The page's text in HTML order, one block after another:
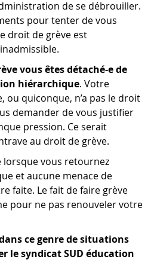
de se débrouiller.
pour tenter de vous
droit de grève est
vous êtes détaché-e de
hiérarchique. Votre
quiconque, n’a pas le droit
demander de vous justifier
pression. Ce serait
au droit de grève.
lorsque vous retournez
et aucune menace de
faite. Le fait de faire grève
pour ne pas renouveler votre
ce genre de situations
le syndicat SUD éducation